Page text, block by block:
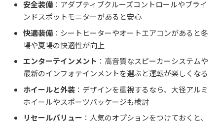
安全装備 ：アダプティブクルーズコントロールやブライ
ンドスポットモニターがあると安心
快適装備 ：シートヒーターやオートエアコンがあると冬
場や夏場の快適性が向上
エンターテインメント ：高音質なスピーカーシステムや
最新のインフォテインメントを選ぶと運転が楽しくなる
ホイールと外装 ：デザインを重視するなら、大径アルミ
ホイールやスポーツパッケージも検討
リセールバリュー ：人気のオプションをつけておくと、